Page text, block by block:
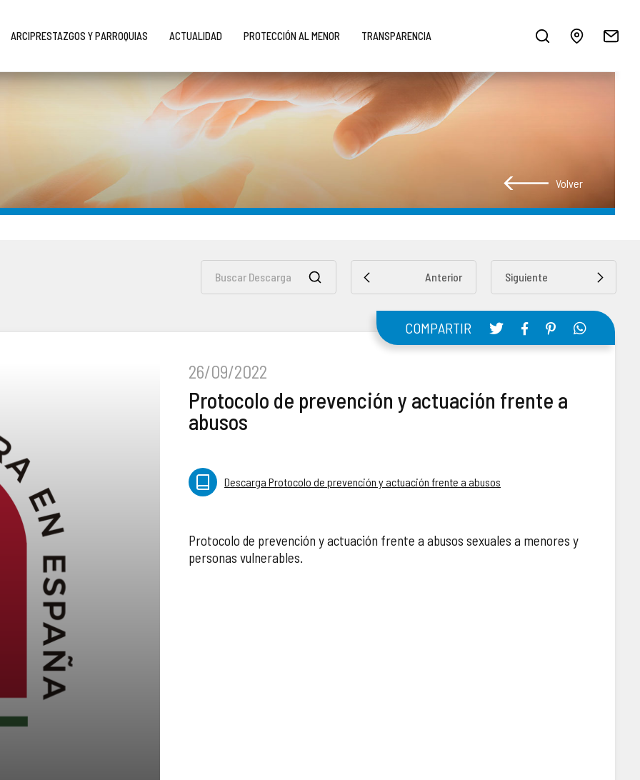
ARCIPRESTAZGOS Y PARROQUIAS ACTUALIDAD PROTECCIÓN AL MENOR TRANSPARENCIA
Volver
Anterior Siguiente
26/09/2022
COMPARTIR
Protocolo de prevención y actuación frente a
abusos
Descarga Protocolo de prevención y actuación frente a abusos
Protocolo de prevención y actuación frente a abusos sexuales a menores y
personas vulnerables.